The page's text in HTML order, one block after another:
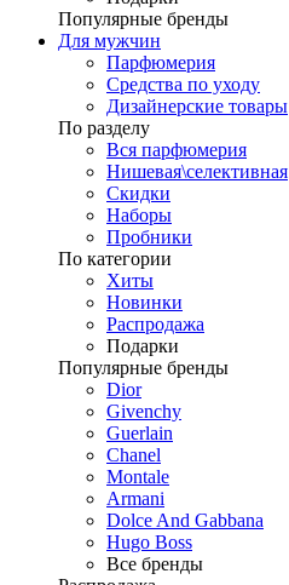
Популярные бренды
Для мужчин
Парфюмерия
Средства по уходу
Дизайнерские товары
По разделу
Вся парфюмерия
Нишевая\селективная
Скидки
Наборы
Пробники
По категории
Хиты
Новинки
Распродажа
Подарки
Популярные бренды
Dior
Givenchy
Guerlain
Chanel
Montale
Armani
Dolce And Gabbana
Hugo Boss
Все бренды